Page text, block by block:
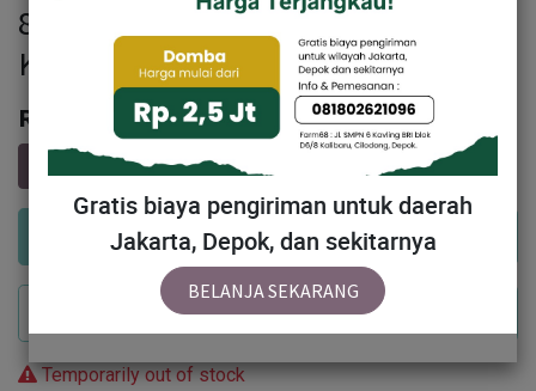
89 - Domba Tanduk Jumbo (36 - 40
Kg)
Rp 4,669,000
Add to Cart
Buy Now
Temporarily out of stock
Gratis biaya pengiriman untuk daerah
Jakarta, Depok, dan sekitarnya
BELANJA SEKARANG